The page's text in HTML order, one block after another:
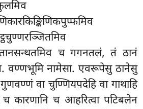
च गगनतलं, तं ठानं
वण्णभूमि नामेसा. एवरूपेसु ठानेसु
वा चुण्णियपदेहि वा गाथाहि
कारणानि च आहरित्वा पटिबलेन